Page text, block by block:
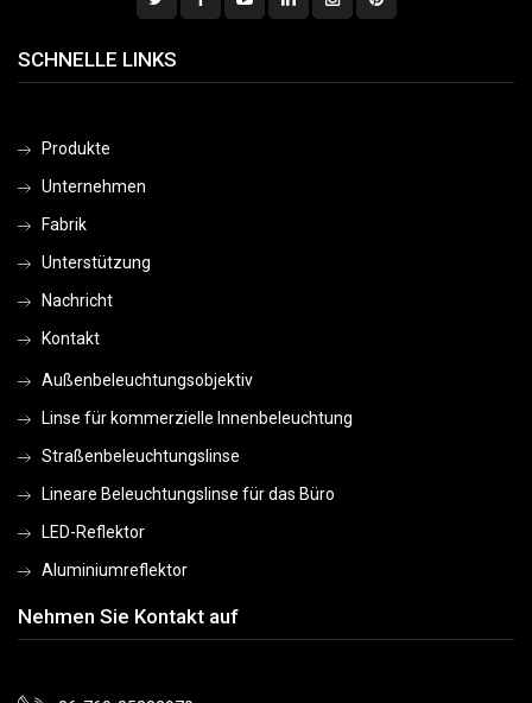
SCHNELLE LINKS
Produkte
Unternehmen
Fabrik
Unterstützung
Nachricht
Kontakt
Außenbeleuchtungsobjektiv
Linse für kommerzielle Innenbeleuchtung
Straßenbeleuchtungslinse
Lineare Beleuchtungslinse für das Büro
LED-Reflektor
Aluminiumreflektor
Nehmen Sie Kontakt auf